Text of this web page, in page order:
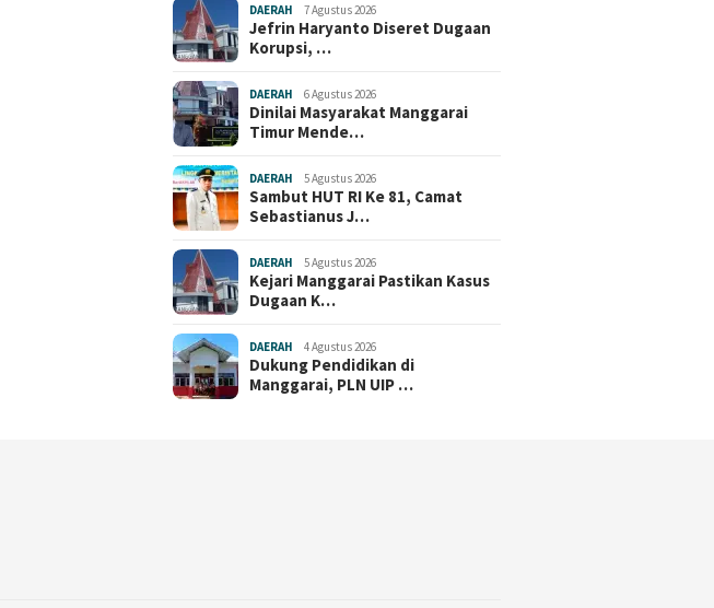
DAERAH 7 Agustus 2026
Jefrin Haryanto Diseret Dugaan
Korupsi, …
DAERAH 6 Agustus 2026
Dinilai Masyarakat Manggarai
Timur Mende…
DAERAH 5 Agustus 2026
Sambut HUT RI Ke 81, Camat
Sebastianus J…
DAERAH 5 Agustus 2026
Kejari Manggarai Pastikan Kasus
Dugaan K…
DAERAH 4 Agustus 2026
Dukung Pendidikan di
Manggarai, PLN UIP …